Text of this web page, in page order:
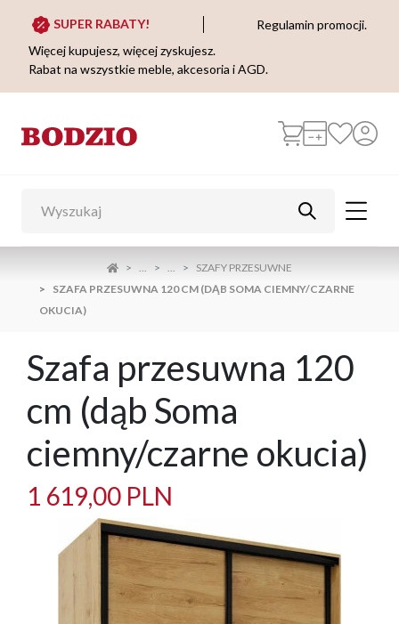
SUPER RABATY!
Regulamin promocji.
Więcej kupujesz, więcej zyskujesz.
Rabat na wszystkie meble, akcesoria i AGD.
... ...
SZAFY PRZESUWNE
SZAFA PRZESUWNA 120 CM (DĄB SOMA CIEMNY/CZARNE
OKUCIA)
Szafa przesuwna 120
cm (dąb Soma
ciemny/czarne okucia)
1 619,00 PLN